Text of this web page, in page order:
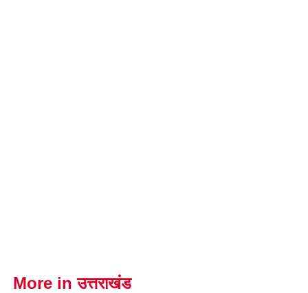
More in उत्तराखंड